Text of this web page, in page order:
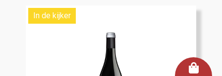
In de kijker